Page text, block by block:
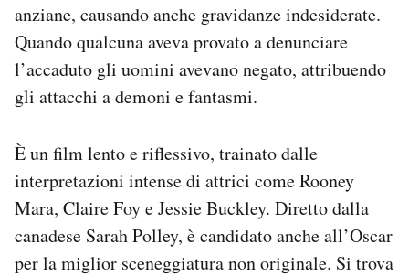
anziane, causando anche gravidanze indesiderate.
Quando qualcuna aveva provato a denunciare
l’accaduto gli uomini avevano negato, attribuendo
gli attacchi a demoni e fantasmi.
È un film lento e riflessivo, trainato dalle
interpretazioni intense di attrici come Rooney
Mara, Claire Foy e Jessie Buckley. Diretto dalla
canadese Sarah Polley, è candidato anche all’Oscar
per la miglior sceneggiatura non originale. Si trova